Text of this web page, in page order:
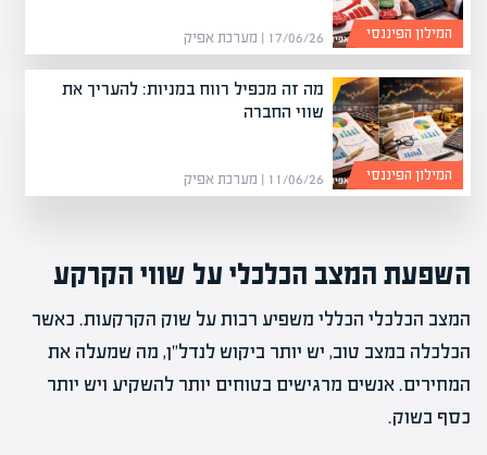
17/06/26 | מערכת אפיק המילון הפיננסי
מה זה מכפיל רווח במניות: להעריך את
שווי החברה
11/06/26 | מערכת אפיק המילון הפיננסי
השפעת המצב הכלכלי על שווי הקרקע
המצב הכלכלי הכללי משפיע רבות על שוק הקרקעות. כאשר
הכלכלה במצב טוב, יש יותר ביקוש לנדל"ן, מה שמעלה את
המחירים. אנשים מרגישים בטוחים יותר להשקיע ויש יותר
כסף בשוק.